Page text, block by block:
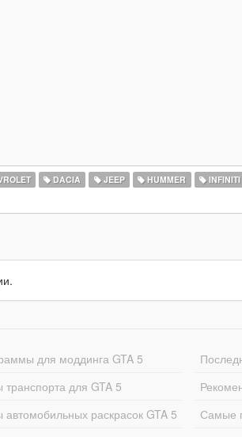
DACIA JEEP HUMMER INFINITI
для моддинга GTA 5
для GTA 5
раскрасок GTA 5
Самые